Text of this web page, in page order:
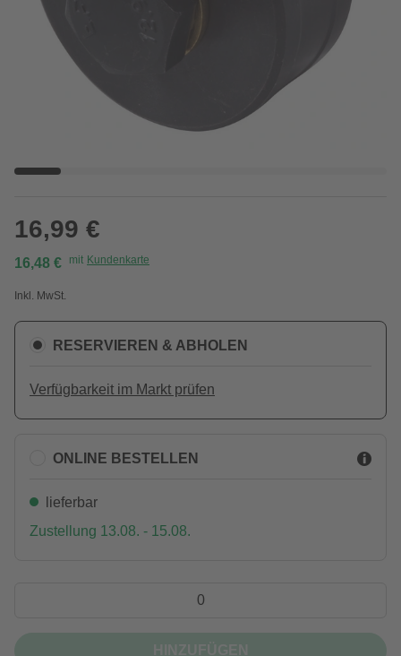
16,99 €
16,48 € mit Kundenkarte
Inkl. MwSt.
RESERVIEREN & ABHOLEN
Verfügbarkeit im Markt prüfen
ONLINE BESTELLEN
lieferbar
Zustellung 13.08. - 15.08.